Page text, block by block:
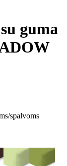
guma
spalvoms